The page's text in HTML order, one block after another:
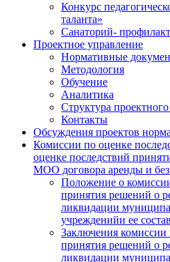
Конкурс
таланта»
Санаторий-
Проектное управление
Нормативные
Методология
Обучение
Аналитика
Структура
Контакты
Обсуждения проектов
Комиссии по оценке
оценке последствий
МОО договора аренды и
Положение о
принятия решений о
ликвидации
учрежденийи ее состав
Заключения комиссии
принятия решений о
ликвидации